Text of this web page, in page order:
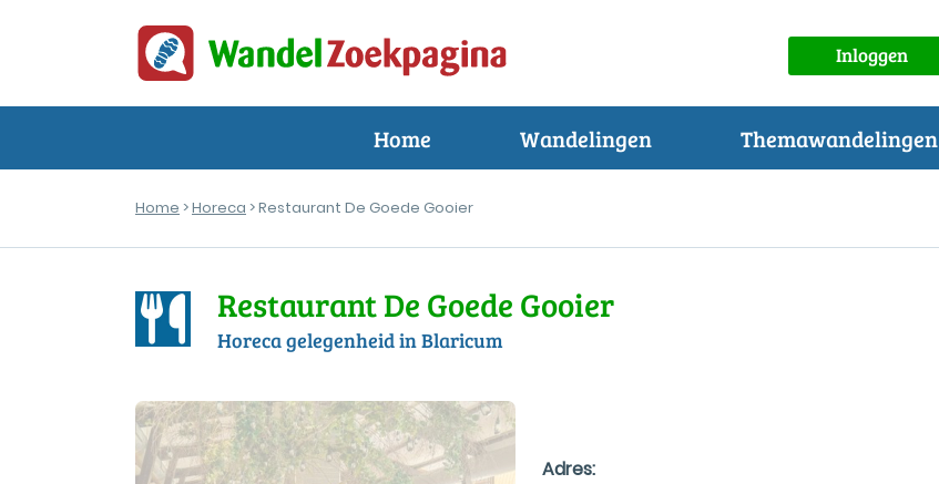
Inloggen
Home Wandelingen Themawandelingen
Home >Horeca > Restaurant De Goede Gooier
Restaurant De Goede Gooier
Horeca gelegenheid in Blaricum
Adres: